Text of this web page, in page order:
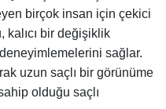
birçok insan için çekici
kalıcı bir değişiklik
sağlar.
uzun saçlı bir görünüme
olduğu saçlı